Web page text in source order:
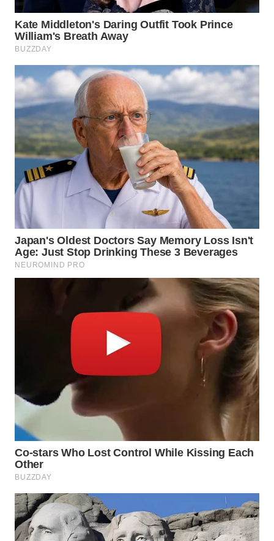
WN
TAPANULI
TENGAH
WN DELI
SERDANG
WN
TEBING
TINGGI
WN
PAKPAK
KARAWANG
WN
TAPANULI
UTARA
WN
WN
PADANG